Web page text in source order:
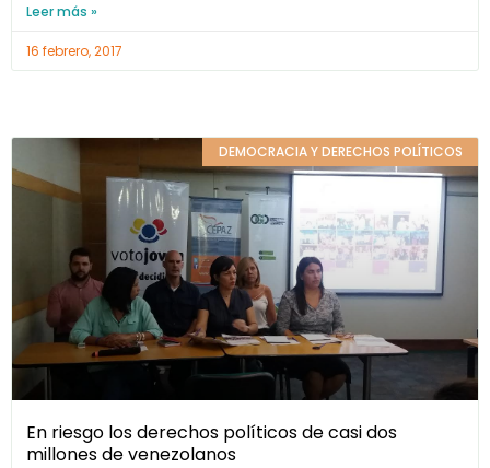
Leer más »
16 febrero, 2017
DEMOCRACIA Y DERECHOS POLÍTICOS
En riesgo los derechos políticos de casi dos
millones de venezolanos